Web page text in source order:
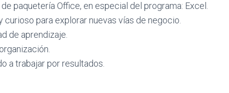
paquetería Office, en especial del programa: Excel.
curioso para explorar nuevas vías de negocio.
de aprendizaje.
a trabajar por resultados.